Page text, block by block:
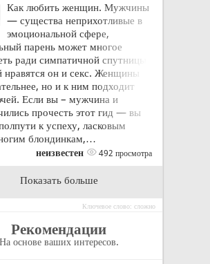
Как любить женщин. Мужчины
— существа неприхотливые в
эмоциональной сфере,
парень может многое
ради симпатичной спутницы,
нравятся он и секс. Женщины
но и к ним подходит
Если вы – мужчина и
прочесть этот гид — вы
к успеху, ласковым
блондинкам,…
неизвестен 492 просмотра
Показать больше
Ключевое слово: сложно
Рекомендации
На основе ваших интересов.